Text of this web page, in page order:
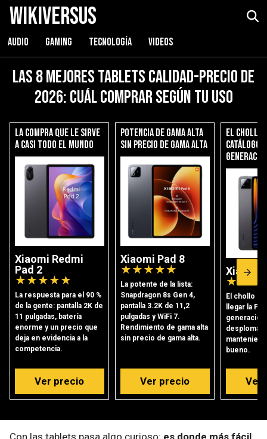
WikiVersus
AUDIO GAMING TECNOLOGÍA VIDEOS
Las 8 mejores tablets calidad-precio de
2026: cuál comprar según tu uso
La compra que le sirve
a casi todo el mundo
Xiaomi Redmi
Pad 2
★★★★★
La respuesta para el 90 %
de la gente: pantalla 2K de
11 pulgadas, batería
enorme y un precio que
deja en evidencia a la
competencia.
Ver precio
Potencia de gama alta
sin precio de gama alta
Xiaomi Pad 8
★★★★★
La potente de la lista:
Snapdragon 8s Gen 4,
pantalla 3.2K de 11,2
pulgadas y WiFi 7.
Rendimiento de gama alta
sin precio de gama alta.
Ver precio
El chollo
catálogo:
Xiaomi
★★ ★
El chollo
llegar la
generación
bueno.
Ver
Con las tablets pasa algo curioso: es donde más fácil